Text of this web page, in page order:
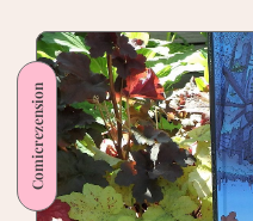
–
Katrin
Gal
(radacs)
Comicrezension